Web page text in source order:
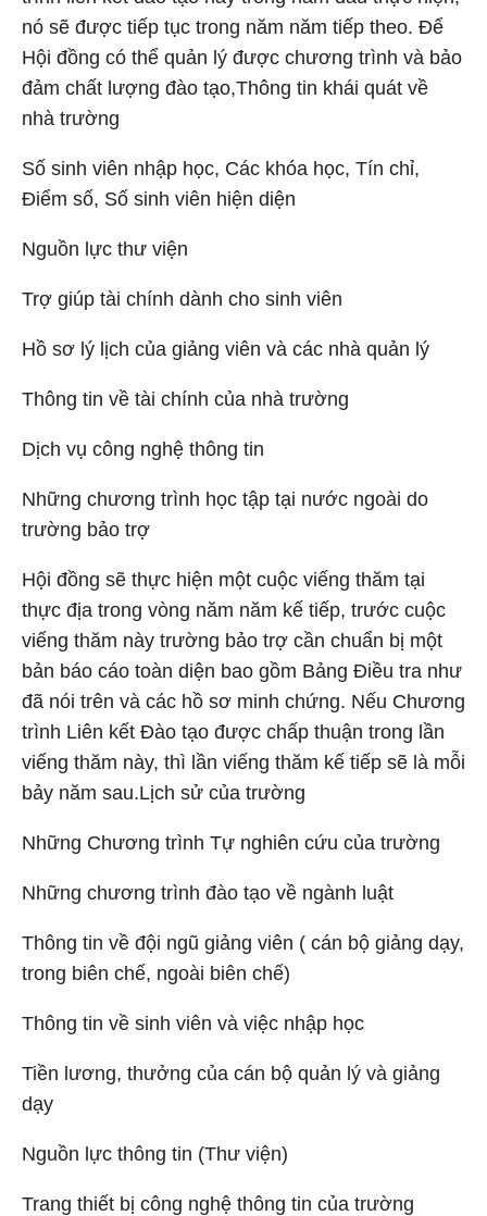
nó sẽ được tiếp tục trong năm năm tiếp theo. Để
Hội đồng có thể quản lý được chương trình và bảo
đảm chất lượng đào tạo,Thông tin khái quát về
nhà trường
Số sinh viên nhập học, Các khóa học, Tín chỉ,
Điểm số, Số sinh viên hiện diện
Nguồn lực thư viện
Trợ giúp tài chính dành cho sinh viên
Hồ sơ lý lịch của giảng viên và các nhà quản lý
Thông tin về tài chính của nhà trường
Dịch vụ công nghệ thông tin
Những chương trình học tập tại nước ngoài do
trường bảo trợ
Hội đồng sẽ thực hiện một cuộc viếng thăm tại
thực địa trong vòng năm năm kế tiếp, trước cuộc
viếng thăm này trường bảo trợ cần chuẩn bị một
bản báo cáo toàn diện bao gồm Bảng Điều tra như
đã nói trên và các hồ sơ minh chứng. Nếu Chương
trình Liên kết Đào tạo được chấp thuận trong lần
viếng thăm này, thì lần viếng thăm kế tiếp sẽ là mỗi
bảy năm sau.Lịch sử của trường
Những Chương trình Tự nghiên cứu của trường
Những chương trình đào tạo về ngành luật
Thông tin về đội ngũ giảng viên ( cán bộ giảng dạy,
trong biên chế, ngoài biên chế)
Thông tin về sinh viên và việc nhập học
Tiền lương, thưởng của cán bộ quản lý và giảng
dạy
Nguồn lực thông tin (Thư viện)
Trang thiết bị công nghệ thông tin của trường